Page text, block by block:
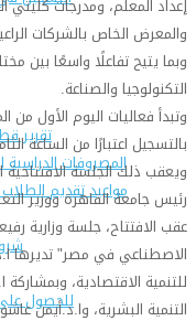
تقرير
المصروفات
مواعيد تقديم
للحصول على
إعداد المعلم، ومدرجات كليتي
والمعرض الخاص بالشركات
وبما يتيح تفاعلًا واسعًا بين
التكنولوجيا والصناعة.
بالتسجيل اعتبارًا من الساعة
ويعقب ذلك الجلسة
رئيس جامعة القاهرة ووزير
عقب الافتتاح، جلسة وزارية
الاصطناعي في مصر" تديرها
للتنمية الاقتصادية، وبمشاركة
التنمية البشرية، وا.د.أيمن